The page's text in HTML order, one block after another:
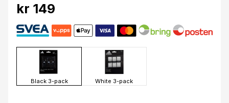
kr 149
Black 3-pack White 3-pack